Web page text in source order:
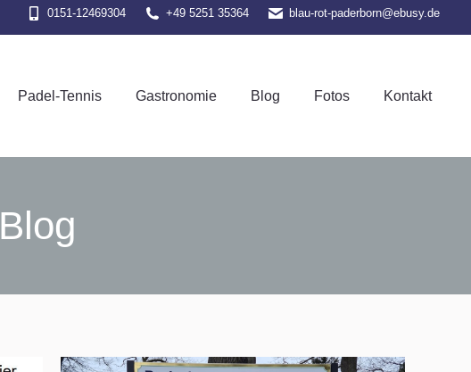
0151-12469304 +49 5251 35364 blau-rot-paderborn@ebusy.de
Padel-Tennis Gastronomie Blog Fotos Kontakt
Blog